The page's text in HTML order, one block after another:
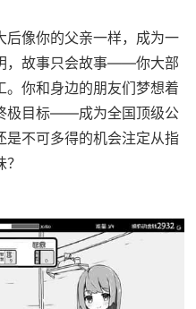
后像你的父亲一样，成为一
，故事只会故事——你大部
。你和身边的朋友们梦想着
极目标——成为全国顶级公
是不可多得的机会注定从指